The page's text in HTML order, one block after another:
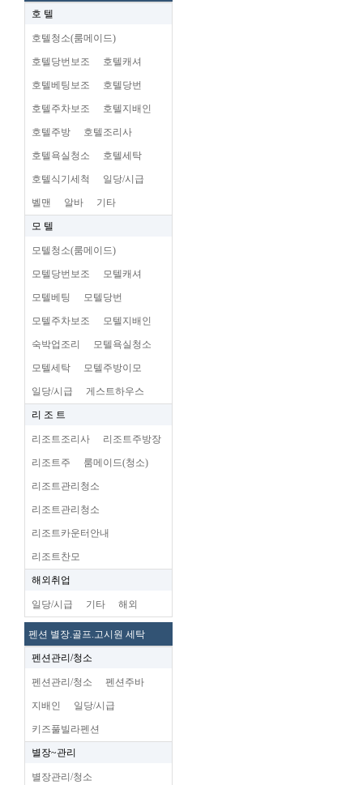
호 텔
호텔청소(룸메이드)
호텔당번보조 호텔캐셔
호텔베팅보조 호텔당번
호텔주차보조 호텔지배인
호텔주방 호텔조리사
호텔욕실청소 호텔세탁
호텔식기세척 일당/시급
벨맨 알바 기타
모 텔
모텔청소(룸메이드)
모텔당번보조 모텔캐셔
모텔베팅 모텔당번
모텔주차보조 모텔지배인
숙박업조리 모텔욕실청소
모텔세탁 모텔주방이모
일당/시급 게스트하우스
리 조 트
리조트조리사 리조트주방장
리조트주 룸메이드(청소)
리조트관리청소
리조트관리청소
리조트카운터안내
리조트찬모
해외취업
일당/시급 기타 해외
펜션 별장.골프.고시원 세탁
펜션관리/청소
펜션관리/청소 펜션주바
지배인 일당/시급
키즈풀빌라펜션
별장~관리
별장관리/청소